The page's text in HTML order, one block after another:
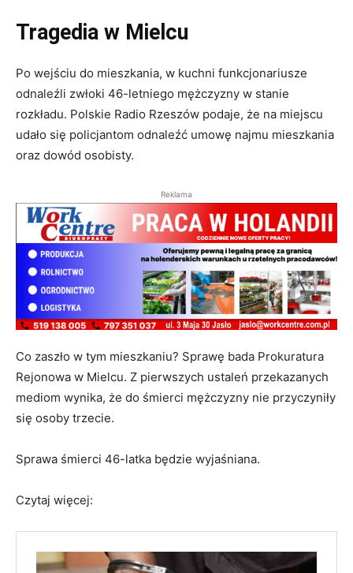
Tragedia w Mielcu
Po wejściu do mieszkania, w kuchni funkcjonariusze
odnaleźli zwłoki 46-letniego mężczyzny w stanie
rozkładu. Polskie Radio Rzeszów podaje, że na miejscu
udało się policjantom odnaleźć umowę najmu mieszkania
oraz dowód osobisty.
Reklama
Co zaszło w tym mieszkaniu? Sprawę bada Prokuratura
Rejonowa w Mielcu. Z pierwszych ustaleń przekazanych
mediom wynika, że do śmierci mężczyzny nie przyczyniły
się osoby trzecie.
Sprawa śmierci 46-latka będzie wyjaśniana.
Czytaj więcej: